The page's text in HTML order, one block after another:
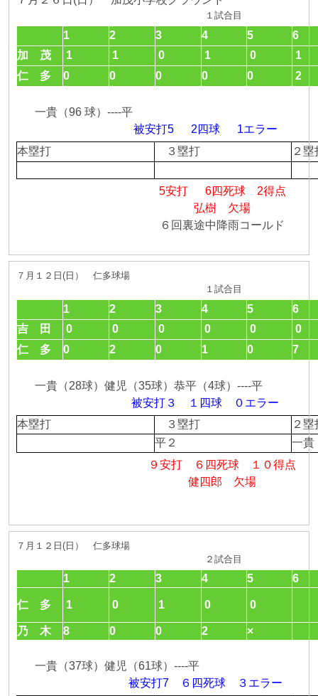
１試合目
1 2 3 4 5
6
加 茂
1 1 0 1 0
1
仁 多
0 0 0 0 0 2
一貴（96 球）----平
被安打5 2四球 1エラー
本塁打
３塁打 ２
5安打 6四死球 2得点
弘樹 欠場
６回裏途中降雨コールド
７月１２日(日） 仁多球場
１試合目
1 2 3 4 5
6
吉 田
0 0 0 0 0
0
仁 多
0 2 0 1 0 7
一貴（28球）健児（35球）恭平（4球）----平
被安打３ １四球 ０エラー
本塁打
３塁打
２
平２
一貴
９安打 ６四死球 １０得点
健四郎 欠場
７月１２日(日） 仁多球場
２試合目
1 2 3 4 5 6
仁 多 1 0 1 0 0
乃 木 8 0 0 2 ×
一貴（37球）健児（61球）----平
被安打7 ６四死球 ３エラー